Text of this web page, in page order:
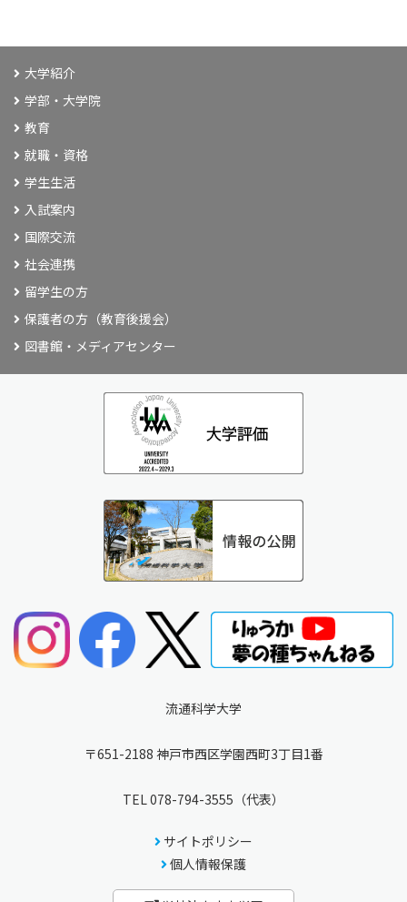
大学紹介
学部・大学院
教育
就職・資格
学生生活
入試案内
国際交流
社会連携
留学生の方
保護者の方（教育後援会）
図書館・メディアセンター
流通科学大学
〒651-2188 神戸市西区学園西町3丁目1番
TEL 078-794-3555 （代表）
サイトポリシー
個人情報保護